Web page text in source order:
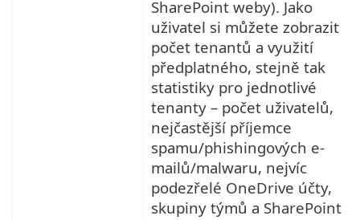
SharePoint weby). Jako
uživatel si můžete zobrazit
počet tenantů a využití
předplatného, stejně tak
statistiky pro jednotlivé
tenanty – počet uživatelů,
nejčastější příjemce
spamu/phishingových e-
mailů/malwaru, nejvíc
podezřelé OneDrive účty,
skupiny týmů a SharePoint